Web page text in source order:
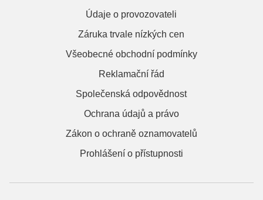
Údaje o provozovateli
Záruka trvale nízkých cen
Všeobecné obchodní podmínky
Reklamační řád
Společenská odpovědnost
Ochrana údajů a právo
Zákon o ochraně oznamovatelů
Prohlášení o přístupnosti